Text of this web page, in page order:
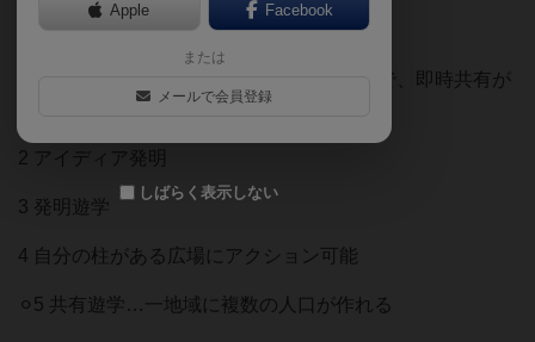
技術タイル
◎1 発明共有…発明すれば共有権があるので、即時共有が
2 アイディア発明
3 発明遊学
4 自分の柱がある広場にアクション可能
⚪︎5 共有遊学…一地域に複数の人口が作れる
Apple Facebook
または
メールで会員登録
しばらく表示しない